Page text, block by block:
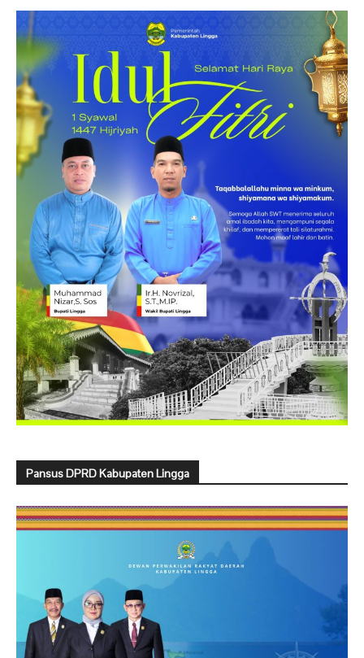
Pansus DPRD Kabupaten Lingga